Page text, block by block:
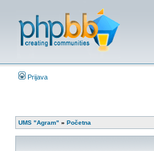
Prijava
UMS "Agram" » Početna